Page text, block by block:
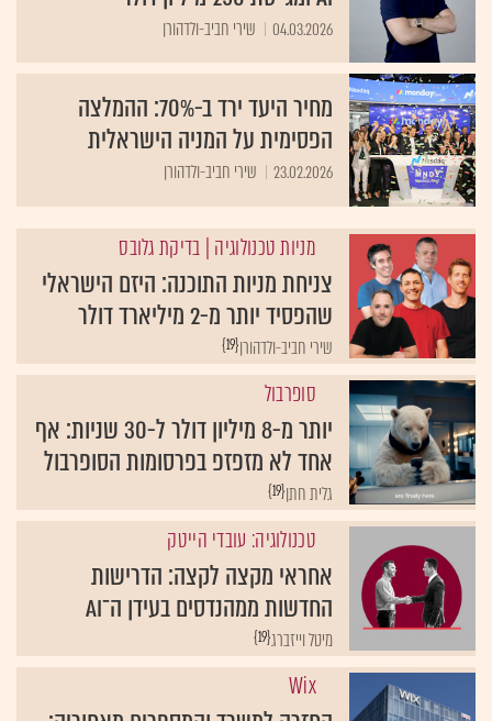
04.03.2026 שירי חביב-ולדהורן
מחיר היעד ירד ב-70%: ההמלצה
הפסימית על המניה הישראלית
23.02.2026 שירי חביב-ולדהורן
מניות טכנולוגיה | בדיקת גלובס
צניחת מניות התוכנה: היזם הישראלי
שהפסיד יותר מ-2 מיליארד דולר
{19}שירי חביב-ולדהורן
סופרבול
יותר מ-8 מיליון דולר ל-30 שניות: אף
אחד לא מזפזפ בפרסומות הסופרבול
{19}גלית חתן
טכנולוגיה: עובדי הייטק
אחראי מקצה לקצה: הדרישות
החדשות ממהנדסים בעידן ה־AI
{19}מיטל וייזברג
Wix
החזרה למשרד והמספרים מאחוריה: